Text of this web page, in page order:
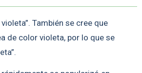
También se cree que
de color violeta, por lo que se